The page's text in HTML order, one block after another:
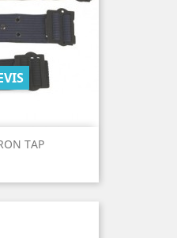
TAP